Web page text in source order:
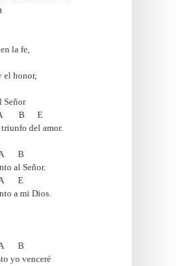
la fe,
el honor,
Señor
B      E
del amor.
B
al Señor.
E
a mi Dios.
B
yo venceré